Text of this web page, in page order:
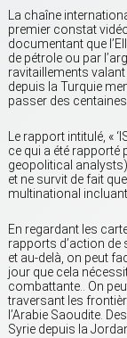
La chaîne
premier constat
documentant que
de pétrole ou par
ravitaillements
depuis la Turquie
passer des
Le rapport intitulé, «
ce qui a été rapporté
geopolitical analysts)
et ne survit de fait
multinational
En regardant les
rapports d’action
et au-delà, on peut
jour que cela
combattante.. On
traversant les
l’Arabie Saoudite.
Syrie depuis la